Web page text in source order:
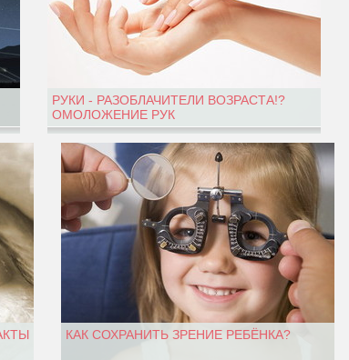
РУКИ - РАЗОБЛАЧИТЕЛИ ВОЗРАСТА!?
ОМОЛОЖЕНИЕ РУК
КАК СОХРАНИТЬ ЗРЕНИЕ РЕБЁНКА?